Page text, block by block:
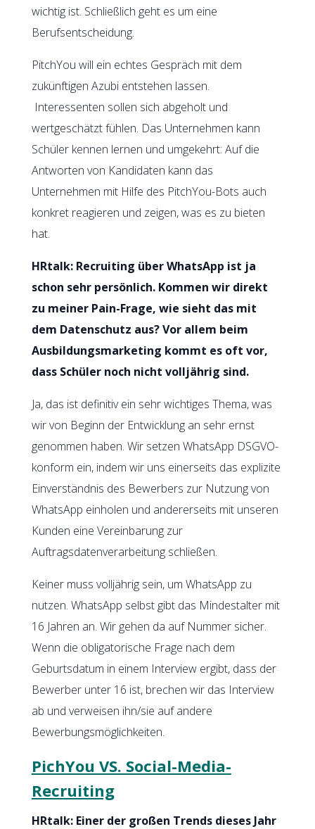
wichtig ist. Schließlich geht es um eine
Berufsentscheidung.
PitchYou will ein echtes Gespräch mit dem
zukünftigen Azubi entstehen lassen.
Interessenten sollen sich abgeholt und
wertgeschätzt fühlen. Das Unternehmen kann
Schüler kennen lernen und umgekehrt: Auf die
Antworten von Kandidaten kann das
Unternehmen mit Hilfe des PitchYou-Bots auch
konkret reagieren und zeigen, was es zu bieten
hat.
HRtalk: Recruiting über WhatsApp ist ja
schon sehr persönlich. Kommen wir direkt
zu meiner Pain-Frage, wie sieht das mit
dem Datenschutz aus? Vor allem beim
Ausbildungsmarketing kommt es oft vor,
dass Schüler noch nicht volljährig sind.
Ja, das ist definitiv ein sehr wichtiges Thema, was
wir von Beginn der Entwicklung an sehr ernst
genommen haben. Wir setzen WhatsApp DSGVO-
konform ein, indem wir uns einerseits das explizite
Einverständnis des Bewerbers zur Nutzung von
WhatsApp einholen und andererseits mit unseren
Kunden eine Vereinbarung zur
Auftragsdatenverarbeitung schließen.
Keiner muss volljährig sein, um WhatsApp zu
nutzen. WhatsApp selbst gibt das Mindestalter mit
16 Jahren an. Wir gehen da auf Nummer sicher.
Wenn die obligatorische Frage nach dem
Geburtsdatum in einem Interview ergibt, dass der
Bewerber unter 16 ist, brechen wir das Interview
ab und verweisen ihn/sie auf andere
Bewerbungsmöglichkeiten.
PichYou VS. Social-Media-
Recruiting
HRtalk: Einer der großen Trends dieses Jahr